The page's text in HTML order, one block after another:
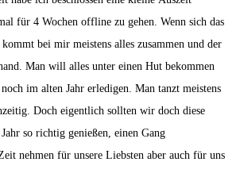
für 4 Wochen offline zu gehen. Wenn sich das
bei mir meistens alles zusammen und der
Man will alles unter einen Hut bekommen
im alten Jahr erledigen. Man tanzt meistens
Doch eigentlich sollten wir doch diese
so richtig genießen, einen Gang
nehmen für unsere Liebsten aber auch für uns